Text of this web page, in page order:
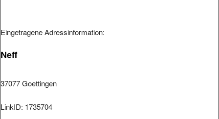
Eingetragene Adressinformation:
Neff
37077 Goettingen
LinkID: 1735704